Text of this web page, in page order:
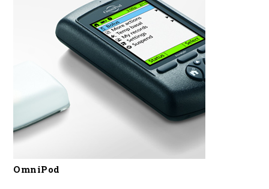
OmniPod